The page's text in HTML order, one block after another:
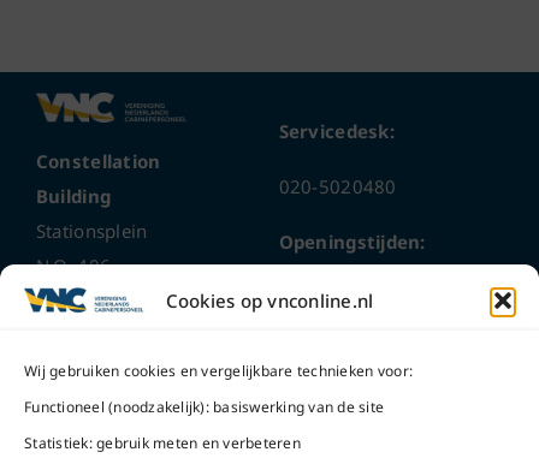
Cookies op vnconline.nl
Wij gebruiken cookies en vergelijkbare technieken voor:
Functioneel (noodzakelijk): basiswerking van de site
Statistiek: gebruik meten en verbeteren
Constellation
Building
Stationsplein
N.O. 406
1117 CL
Bel ons
Servicedesk:
020-5020480
Openingstijden:
ma t/m do
Na openingstijden
bereikbaar via